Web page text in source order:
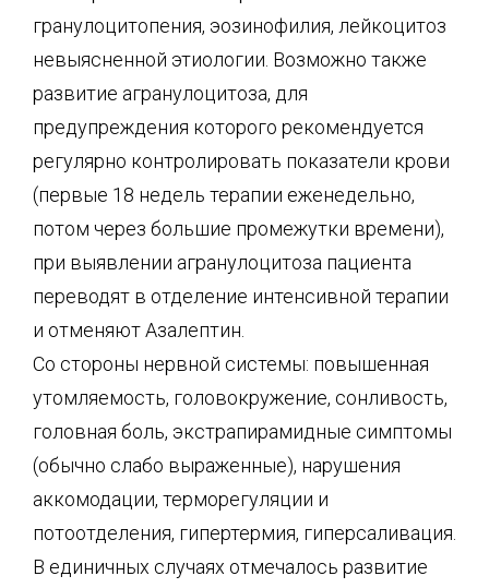
гранулоцитопения, эозинофилия, лейкоцитоз
невыясненной этиологии. Возможно также
развитие агранулоцитоза, для
предупреждения которого рекомендуется
регулярно контролировать показатели крови
(первые 18 недель терапии еженедельно,
потом через большие промежутки времени),
при выявлении агранулоцитоза пациента
переводят в отделение интенсивной терапии
и отменяют Азалептин.
Со стороны нервной системы: повышенная
утомляемость, головокружение, сонливость,
головная боль, экстрапирамидные симптомы
(обычно слабо выраженные), нарушения
аккомодации, терморегуляции и
потоотделения, гипертермия, гиперсаливация.
В единичных случаях отмечалось развитие